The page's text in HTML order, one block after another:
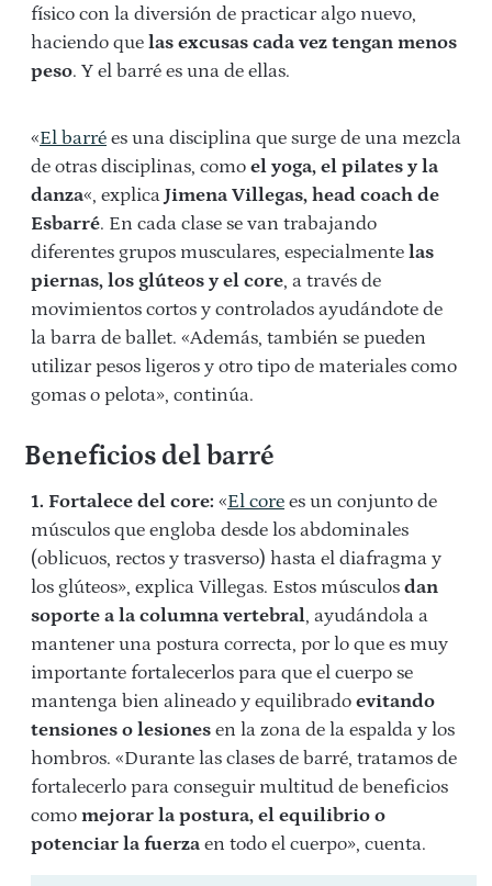
físico con la diversión de practicar algo nuevo,
haciendo que las excusas cada vez tengan menos
peso. Y el barré es una de ellas.
«El barré es una disciplina que surge de una mezcla
de otras disciplinas, como el yoga, el pilates y la
danza«, explica Jimena Villegas, head coach de
Esbarré. En cada clase se van trabajando
diferentes grupos musculares, especialmente las
piernas, los glúteos y el core, a través de
movimientos cortos y controlados ayudándote de
la barra de ballet. «Además, también se pueden
utilizar pesos ligeros y otro tipo de materiales como
gomas o pelota», continúa.
Beneficios del barré
1. Fortalece del core: «El core es un conjunto de
músculos que engloba desde los abdominales
(oblicuos, rectos y trasverso) hasta el diafragma y
los glúteos», explica Villegas. Estos músculos dan
soporte a la columna vertebral, ayudándola a
mantener una postura correcta, por lo que es muy
importante fortalecerlos para que el cuerpo se
mantenga bien alineado y equilibrado evitando
tensiones o lesiones en la zona de la espalda y los
hombros. «Durante las clases de barré, tratamos de
fortalecerlo para conseguir multitud de beneficios
como mejorar la postura, el equilibrio o
potenciar la fuerza en todo el cuerpo», cuenta.